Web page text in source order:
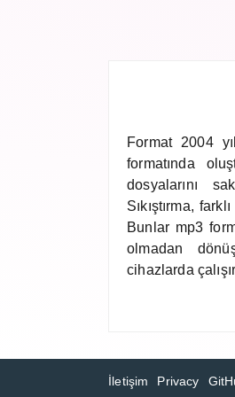
Format 2004
formatında
dosyalarını
Sıkıştırma,
Bunlar mp3
olmadan
cihazlarda
İletişim Privacy